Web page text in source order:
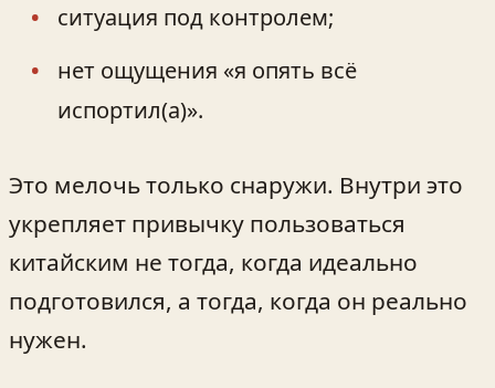
ситуация под контролем;
нет ощущения «я опять всё
испортил(а)».
Это мелочь только снаружи. Внутри это
укрепляет привычку пользоваться
китайским не тогда, когда идеально
подготовился, а тогда, когда он реально
нужен.